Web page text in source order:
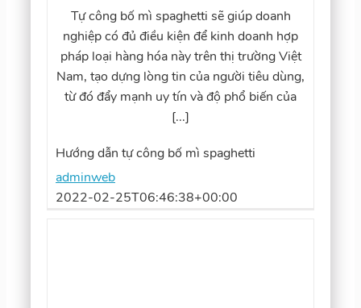
Tự công bố mì spaghetti sẽ giúp doanh
nghiệp có đủ điều kiện để kinh doanh hợp
pháp loại hàng hóa này trên thị trường Việt
Nam, tạo dựng lòng tin của người tiêu dùng,
từ đó đẩy mạnh uy tín và độ phổ biến của
[...]
Hướng dẫn tự công bố mì spaghetti
adminweb
2022-02-25T06:46:38+00:00